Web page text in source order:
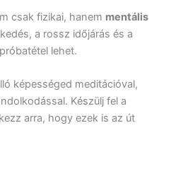
csak fizikai, hanem mentális
a rossz időjárás és a
lehet.
képességed meditációval,
Készülj fel a
arra, hogy ezek is az út